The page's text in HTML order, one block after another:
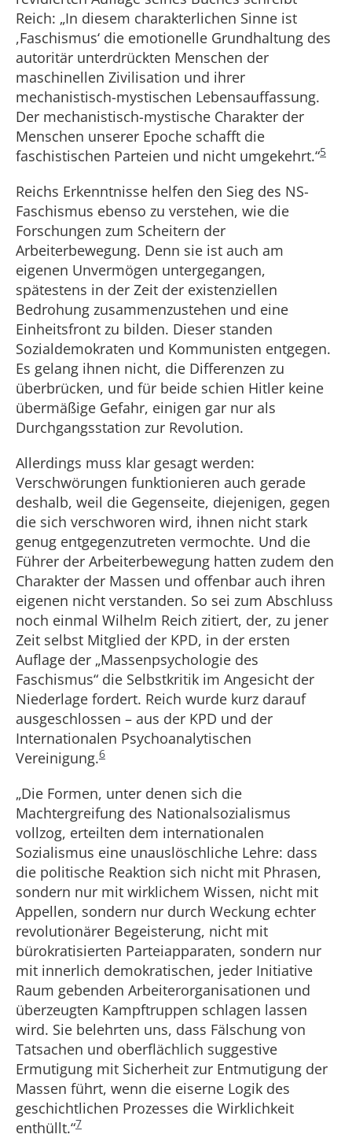
Reich: „In diesem charakterlichen Sinne ist
,Faschismus‘ die emotionelle Grundhaltung des
autoritär unterdrückten Menschen der
maschinellen Zivilisation und ihrer
mechanistisch-mystischen Lebensauffassung.
Der mechanistisch-mystische Charakter der
Menschen unserer Epoche schafft die
faschistischen Parteien und nicht umgekehrt.“5
Reichs Erkenntnisse helfen den Sieg des NS-
Faschismus ebenso zu verstehen, wie die
Forschungen zum Scheitern der
Arbeiterbewegung. Denn sie ist auch am
eigenen Unvermögen untergegangen,
spätestens in der Zeit der existenziellen
Bedrohung zusammenzustehen und eine
Einheitsfront zu bilden. Dieser standen
Sozialdemokraten und Kommunisten entgegen.
Es gelang ihnen nicht, die Differenzen zu
überbrücken, und für beide schien Hitler keine
übermäßige Gefahr, einigen gar nur als
Durchgangsstation zur Revolution.
Allerdings muss klar gesagt werden:
Verschwörungen funktionieren auch gerade
deshalb, weil die Gegenseite, diejenigen, gegen
die sich verschworen wird, ihnen nicht stark
genug entgegenzutreten vermochte. Und die
Führer der Arbeiterbewegung hatten zudem den
Charakter der Massen und offenbar auch ihren
eigenen nicht verstanden. So sei zum Abschluss
noch einmal Wilhelm Reich zitiert, der, zu jener
Zeit selbst Mitglied der KPD, in der ersten
Auflage der „Massenpsychologie des
Faschismus“ die Selbstkritik im Angesicht der
Niederlage fordert. Reich wurde kurz darauf
ausgeschlossen – aus der KPD und der
Internationalen Psychoanalytischen
Vereinigung.6
„Die Formen, unter denen sich die
Machtergreifung des Nationalsozialismus
vollzog, erteilten dem internationalen
Sozialismus eine unauslöschliche Lehre: dass
die politische Reaktion sich nicht mit Phrasen,
sondern nur mit wirklichem Wissen, nicht mit
Appellen, sondern nur durch Weckung echter
revolutionärer Begeisterung, nicht mit
bürokratisierten Parteiapparaten, sondern nur
mit innerlich demokratischen, jeder Initiative
Raum gebenden Arbeiterorganisationen und
überzeugten Kampftruppen schlagen lassen
wird. Sie belehrten uns, dass Fälschung von
Tatsachen und oberflächlich suggestive
Ermutigung mit Sicherheit zur Entmutigung der
Massen führt, wenn die eiserne Logik des
geschichtlichen Prozesses die Wirklichkeit
enthüllt.“7